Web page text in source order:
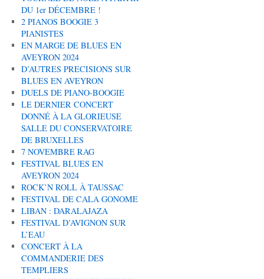
DU 1er DÉCEMBRE !
2 PIANOS BOOGIE 3
PIANISTES
EN MARGE DE BLUES EN
AVEYRON 2024
D’AUTRES PRECISIONS SUR
BLUES EN AVEYRON
DUELS DE PIANO-BOOGIE
LE DERNIER CONCERT
DONNÉ À LA GLORIEUSE
SALLE DU CONSERVATOIRE
DE BRUXELLES
7 NOVEMBRE RAG
FESTIVAL BLUES EN
AVEYRON 2024
ROCK’N ROLL À TAUSSAC
FESTIVAL DE CALA GONOME
LIBAN : DARALAJAZA
FESTIVAL D’AVIGNON SUR
L’EAU
CONCERT À LA
COMMANDERIE DES
TEMPLIERS